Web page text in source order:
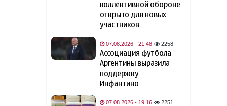
МИД Украины отреагировал
на одобрение «адских
санкций» против России
09:01
Азербайджан вновь
подтвердил полную
поддержку мирного
урегулирования конфликта в
коллективной обороне
открыто для новых
участников
07.08.2026 - 21:48 2258
Ассоциация футбола
Аргентины выразила
поддержку
Инфантино
07.08.2026 - 19:16 2251